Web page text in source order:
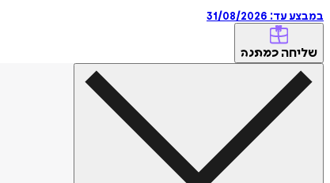
במבצע עד: 31/08/2026
שליחה כמתנה